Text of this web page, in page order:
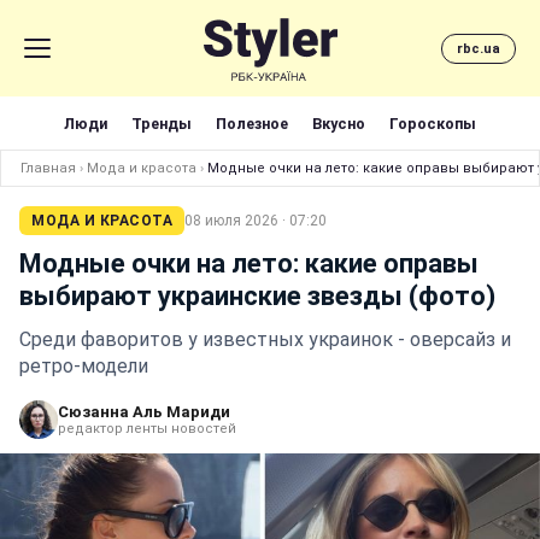
rbc.ua
Люди Тренды Полезное Вкусно Гороскопы
Главная › Мода и красота › Модные очки на лето: какие оправы выбирают
МОДА И КРАСОТА 08 июля 2026 · 07:20
Модные очки на лето: какие оправы
выбирают украинские звезды (фото)
Среди фаворитов у известных украинок - оверсайз и
ретро-модели
Сюзанна Аль Мариди
редактор ленты новостей